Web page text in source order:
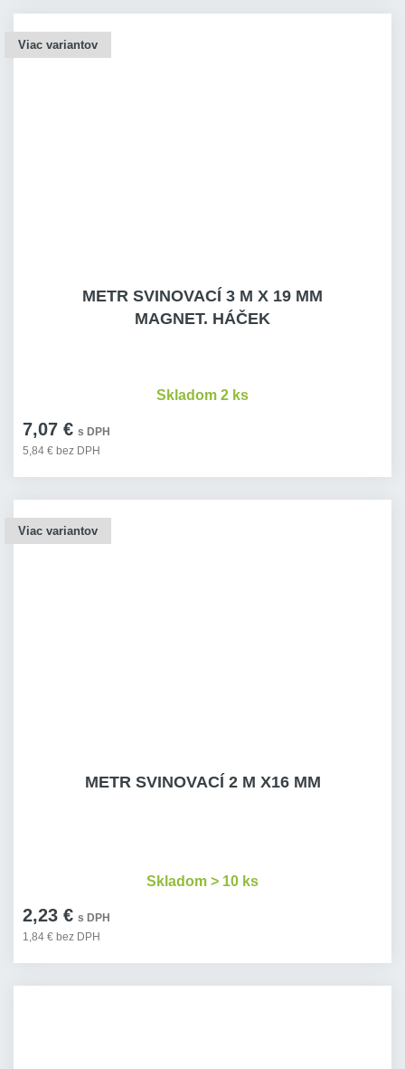
Viac variantov
METR SVINOVACÍ 3 M X 19 MM
MAGNET. HÁČEK
7,07 € s DPH
5,84 € bez DPH
Skladom 2 ks
Viac variantov
METR SVINOVACÍ 2 M X16 MM
2,23 € s DPH
1,84 € bez DPH
Skladom > 10 ks